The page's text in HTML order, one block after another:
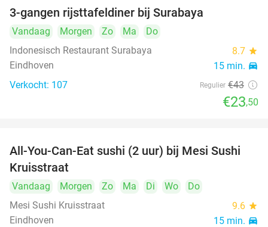
3-gangen rijsttafeldiner bij Surabaya
Vandaag Morgen Zo Ma
Do
Indonesisch Restaurant Surabaya
8.7 star
Eindhoven 15 min. directions_car
Verkocht: 107 Regulier €43
€23,50
21%
All-You-Can-Eat sushi (2 uur) bij Mesi Sushi
Kruisstraat
Vandaag Morgen Zo Ma Di Wo
Do
Mesi Sushi Kruisstraat
9.6 star
Eindhoven 15 min. directions_car